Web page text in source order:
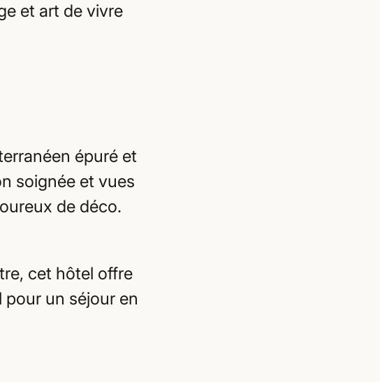
et art de vivre
épuré et
soignée et vues
de déco.
cet hôtel offre
un séjour en